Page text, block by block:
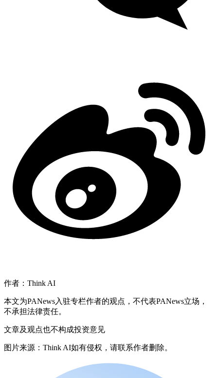
作者：Think AI
本文为PANews入驻专栏作者的观点，不代表PANews立场，
不承担法律责任。
文章及观点也不构成投资意见
图片来源：Think AI如有侵权，请联系作者删除。